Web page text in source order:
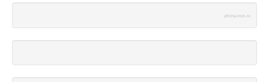
afisha-msk.ru